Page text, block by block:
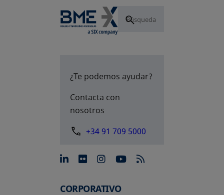
¿Te podemos ayudar?
Contacta con
nosotros
+34 91 709 5000
se abre en una pestaña
se abre en una pestaña
se abre en una
se abre en una
CORPORATIVO